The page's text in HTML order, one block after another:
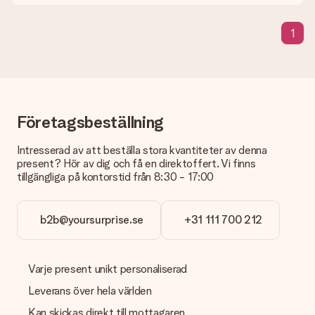
färg som inte går att hitta på webbplatsen? Vänligen kontakta
meddelande på detta kort, så att mottagaren vet exakt vem
hen ska tacka för den fina överraskningen.
Är min present inslagen?
Tyvärr erbjuder vi inte presentinslagningar än. Men vi slår alltid
in dina presenter i en festlig förpackning. Det innebär att din
fraktkostnader
Kan jag välja leveransdatumet?
Tyvärr är detta inte möjligt. Presenten kommer i de flesta fall
att skickas samma dag som den är klar. I varukorgen ser du
1
Företagsbeställning
Intresserad av att beställa stora kvantiteter av denna
present? Hör av dig och få en direktoffert. Vi finns
tillgängliga på kontorstid från 8:30 - 17:00
b2b@yoursurprise.se +31 111 700 212
Varje present unikt personaliserad
Leverans över hela världen